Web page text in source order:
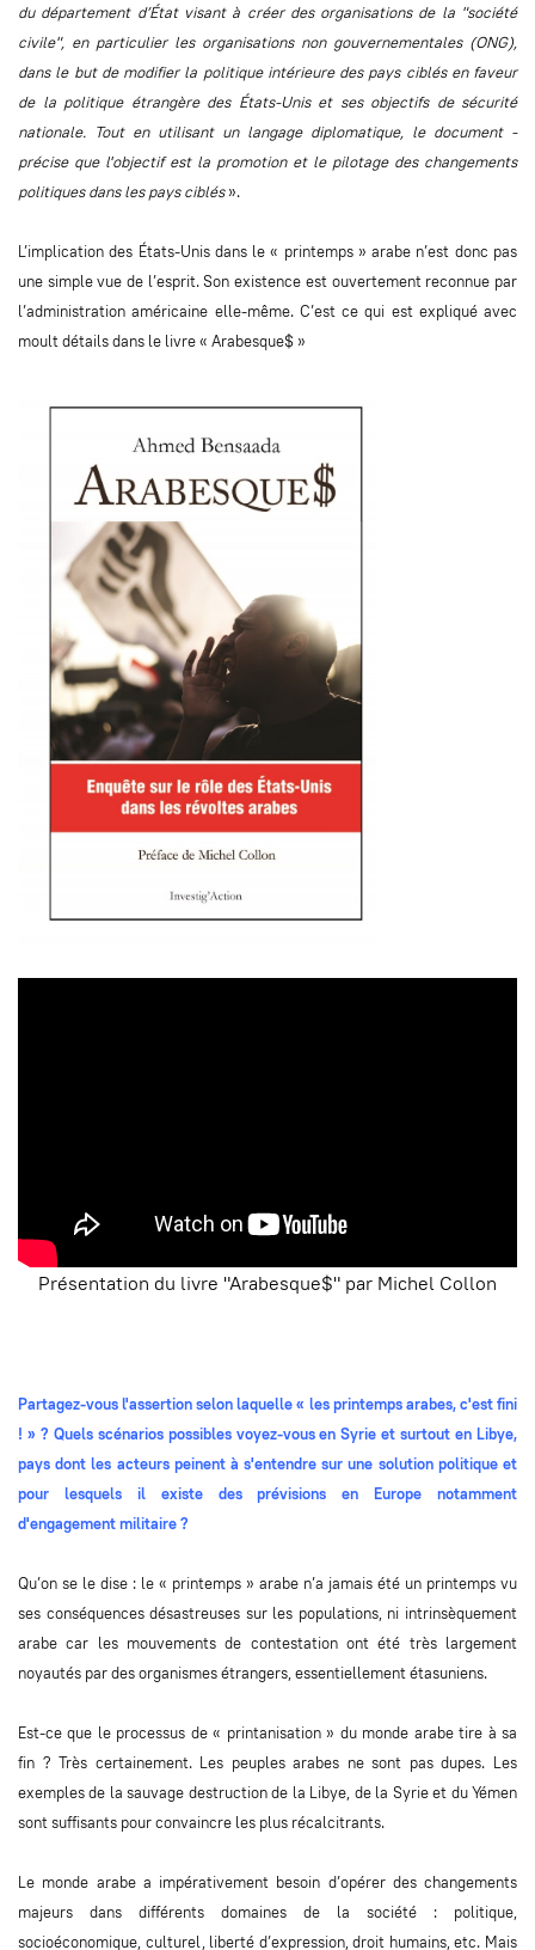
du département d’État visant à créer des organisations de la "société
civile", en particulier les organisations non gouvernementales (ONG),
dans le but de modifier la politique intérieure des pays ciblés en faveur
de la politique étrangère des États-Unis et ses objectifs de sécurité
nationale. Tout en utilisant un langage diplomatique, le document -
précise que l'objectif est la promotion et le pilotage des changements
politiques dans les pays ciblés».
L’implication des États-Unis dans le « printemps » arabe n’est donc pas
une simple vue de l’esprit. Son existence est ouvertement reconnue par
l’administration américaine elle-même. C’est ce qui est expliqué avec
moult détails dans le livre « Arabesque$ »
Présentation du livre "Arabesque$" par Michel Collon
Partagez-vous l'assertion selon laquelle « les printemps arabes, c'est fini
! » ? Quels scénarios possibles voyez-vous en Syrie et surtout en Libye,
pays dont les acteurs peinent à s'entendre sur une solution politique et
pour lesquels il existe des prévisions en Europe notamment
d'engagement militaire ?
Qu’on se le dise : le « printemps » arabe n’a jamais été un printemps vu
ses conséquences désastreuses sur les populations, ni intrinsèquement
arabe car les mouvements de contestation ont été très largement
noyautés par des organismes étrangers, essentiellement étasuniens.
Est-ce que le processus de « printanisation » du monde arabe tire à sa
fin ? Très certainement. Les peuples arabes ne sont pas dupes. Les
exemples de la sauvage destruction de la Libye, de la Syrie et du Yémen
sont suffisants pour convaincre les plus récalcitrants.
Le monde arabe a impérativement besoin d’opérer des changements
majeurs dans différents domaines de la société : politique,
socioéconomique, culturel, liberté d’expression, droit humains, etc. Mais